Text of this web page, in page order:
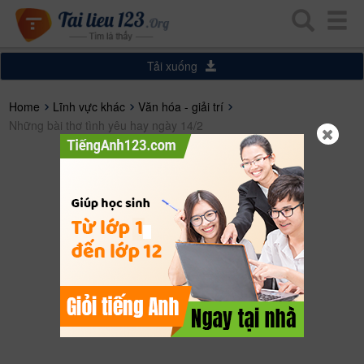
Tải xuống
Home Lĩnh vực khác
Văn hóa - giải trí
Những bài thơ tình yêu hay ngày 14/2